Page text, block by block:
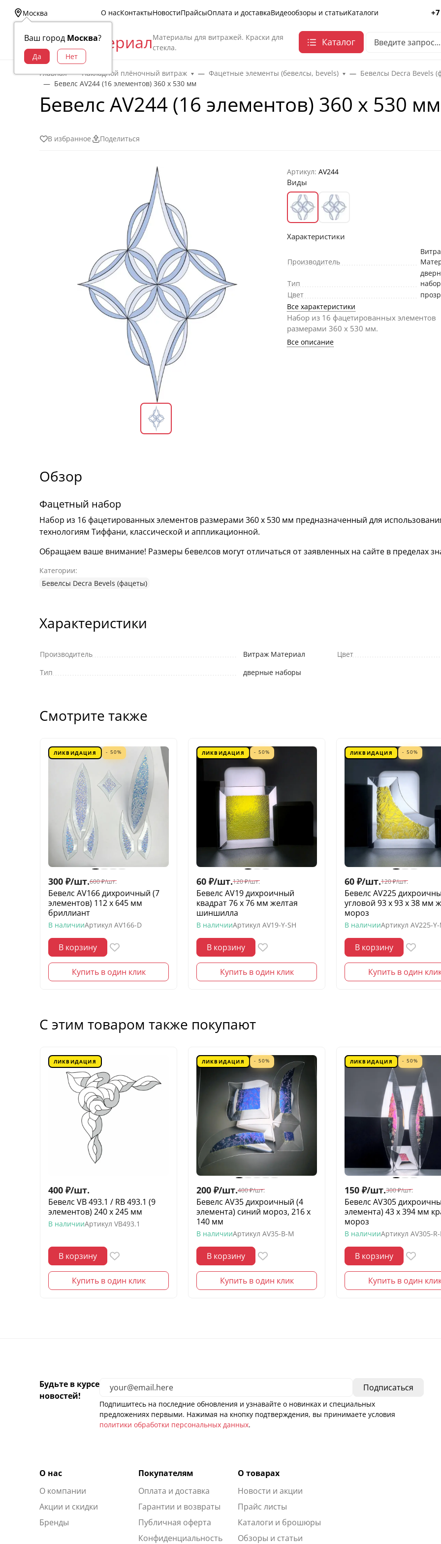
Москва
Ваш город Москва?
О насКонтактыНовостиПрайсыОплата и доставкаВидеообзоры и статьиКаталоги
Витраж МатериалМатериалы для витражей. Краски для
стекла.
Каталог
Главная Накладной плёночный витраж Фацетные элементы (бевелсы, bevels)
Бевелсы Decra Bevels
Бевелс AV244 (16 элементов) 360 х 530 мм
Бевелс AV244 (16 элементов) 360 х 530 мм
В избранное Поделиться
Артикул: AV244
Виды
Характеристики
Производитель
Тип
Цвет
Все характеристики
Набор из 16 фацетированных элементов
размерами 360 х 530 мм.
Все описание
Обзор
Фацетный набор
Набор из 16 фацетированных элементов размерами 360 х 530 мм предназначенный для
технологиям Тиффани, классической и аппликационной.
Обращаем ваше внимание! Размеры бевелсов могут отличаться от заявленных на сайте в пределах
Категории:
Бевелсы Decra Bevels (фацеты)
Характеристики
Производитель
Витраж Материал
Тип
дверные наборы
Цвет
Смотрите также
ЛИКВИДАЦИЯ - 50%
300 ₽/шт.600 ₽/шт.
Бевелс AV166 дихроичный (7
элементов) 112 х 645 мм
бриллиант
В наличииАртикул AV166-D
В корзину
Купить в один клик
ЛИКВИДАЦИЯ - 50%
60 ₽/шт.120 ₽/шт.
Бевелс AV19 дихроичный
квадрат 76 х 76 мм желтая
шиншилла
В наличииАртикул AV19-Y-SH
В корзину
Купить в один клик
ЛИКВИДАЦИЯ - 50%
60 ₽/шт.120 ₽/шт.
Бевелс AV225
угловой 93 х 93 х 38 мм
мороз
В наличииАртикул AV225-
В корзину
Купить в один
С этим товаром также покупают
ЛИКВИДАЦИЯ
400 ₽/шт.
Бевелс VB 493.1 / RB 493.1 (9
элементов) 240 х 245 мм
В наличииАртикул VB493.1
В корзину
Купить в один клик
ЛИКВИДАЦИЯ - 50%
200 ₽/шт.400 ₽/шт.
Бевелс AV35 дихроичный (4
элемента) синий мороз, 216 х
140 мм
В наличииАртикул AV35-B-M
В корзину
Купить в один клик
ЛИКВИДАЦИЯ - 50%
150 ₽/шт.300 ₽/шт.
Бевелс AV305
элемента) 43 х 394 мм
мороз
В наличииАртикул AV305-
В корзину
Купить в один
Будьте в курсе
новостей!
Подпишитесь на последние обновления и узнавайте о новинках и специальных
предложениях первыми. Нажимая на кнопку подтверждения, вы принимаете условия
политики обработки персональных данных.
О нас
О компании
Акции и скидки
Бренды
Покупателям
Оплата и доставка
Гарантии и возвраты
Публичная оферта
Конфиденциальность
О товарах
Новости и акции
Прайс листы
Каталоги и брошюры
Обзоры и статьи